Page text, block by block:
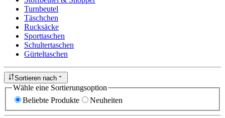
Turnbeutel
Täschchen
Rucksäcke
Sporttaschen
Schultertaschen
Gürteltaschen
Sortieren nach
Wähle eine Sortierungsoption
Beliebte Produkte
Neuheiten